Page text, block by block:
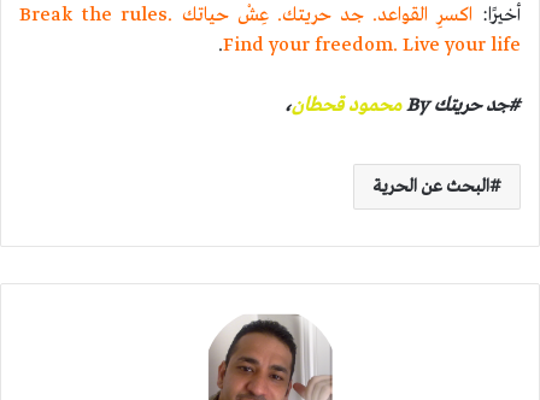
أخيرًا:
اكسرِ القواعد. جد حريتك. عِشْ حياتك Break the rules.
Find your freedom. Live your life
.
#جد حريتك By محمود قحطان،
البحث عن الحرية